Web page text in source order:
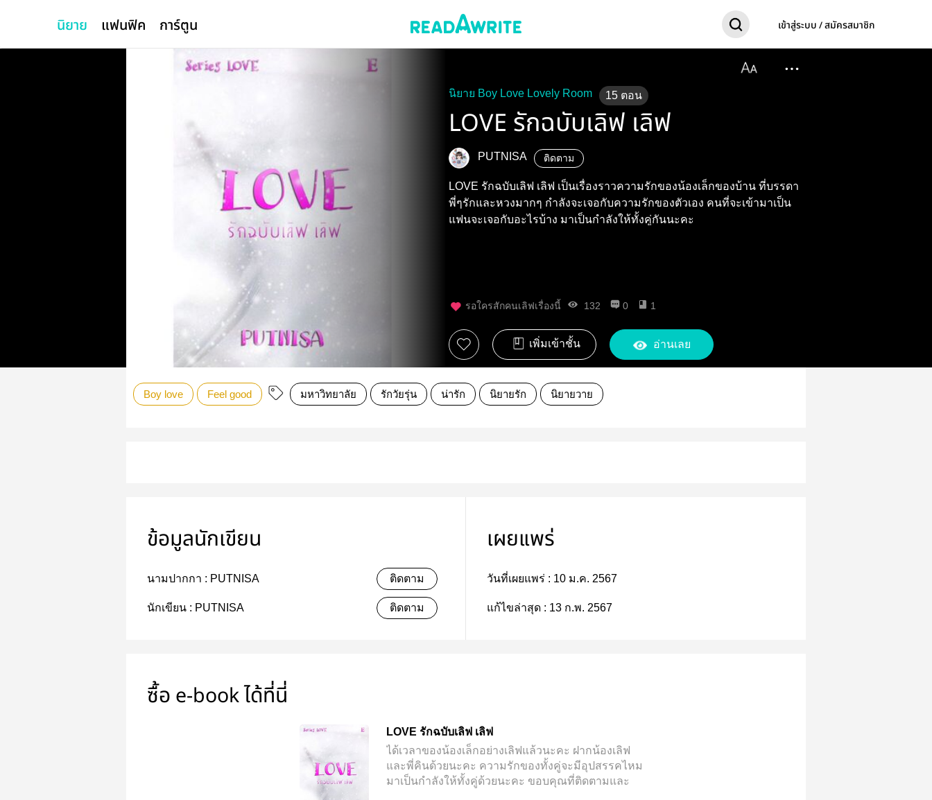
นิยาย แฟนฟิค การ์ตูน เข้าสู่ระบบ / สมัครสมาชิก
นิยาย Boy Love Lovely Room 15 ตอน
LOVE รักฉบับเลิฟ เลิฟ
PUTNISA ติดตาม
LOVE รักฉบับเลิฟ เลิฟ เป็นเรื่องราวความรักของน้องเล็กของบ้าน ที่บรรดา
พี่ๆรักและหวงมากๆ กำลังจะเจอกับความรักของตัวเอง คนที่จะเข้ามาเป็น
แฟนจะเจอกับอะไรบ้าง มาเป็นกำลังให้ทั้งคู่กันนะคะ
รอใครสักคนเลิฟเรื่องนี้ 132 0 1
เพิ่มเข้าชั้น อ่านเลย
Boy love Feel good มหาวิทยาลัย รักวัยรุ่น น่ารัก นิยายรัก นิยายวาย
ข้อมูลนักเขียน
นามปากกา : PUTNISA ติดตาม
นักเขียน : PUTNISA ติดตาม
เผยแพร่
วันที่เผยแพร่ : 10 ม.ค. 2567
แก้ไขล่าสุด : 13 ก.พ. 2567
ซื้อ e-book ได้ที่นี่
LOVE รักฉบับเลิฟ เลิฟ
ได้เวลาของน้องเล็กอย่างเลิฟแล้วนะคะ ฝากน้องเลิฟ
และพี่คินด้วยนะคะ ความรักของทั้งคู่จะมีอุปสรรคไหม
มาเป็นกำลังให้ทั้งคู่ด้วยนะคะ ขอบคุณที่ติดตามและ